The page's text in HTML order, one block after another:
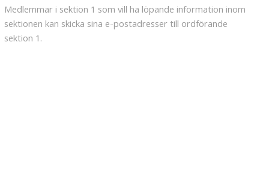
Medlemmar i sektion 1 som vill ha löpande information inom
sektionen kan skicka sina e-postadresser till ordförande
sektion 1.